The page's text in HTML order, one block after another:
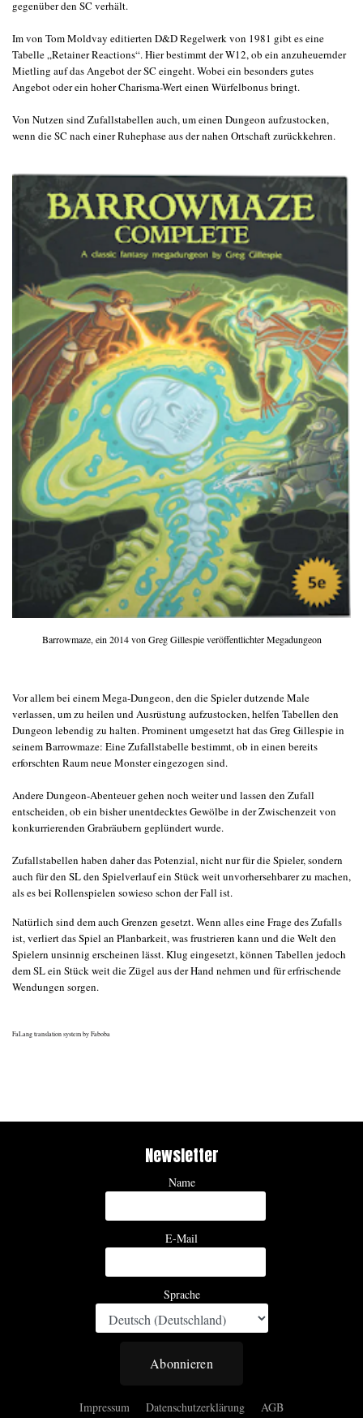
gegenüber den SC verhält.
Im von Tom Moldvay editierten D&D Regelwerk von 1981 gibt es eine
Tabelle „Retainer Reactions“. Hier bestimmt der W12, ob ein anzuheuernder
Mietling auf das Angebot der SC eingeht. Wobei ein besonders gutes
Angebot oder ein hoher Charisma-Wert einen Würfelbonus bringt.
Von Nutzen sind Zufallstabellen auch, um einen Dungeon aufzustocken,
wenn die SC nach einer Ruhephase aus der nahen Ortschaft zurückkehren.
Barrowmaze, ein 2014 von Greg Gillespie veröffentlichter Megadungeon
Vor allem bei einem Mega-Dungeon, den die Spieler dutzende Male
verlassen, um zu heilen und Ausrüstung aufzustocken, helfen Tabellen den
Dungeon lebendig zu halten. Prominent umgesetzt hat das Greg Gillespie in
seinem Barrowmaze: Eine Zufallstabelle bestimmt, ob in einen bereits
erforschten Raum neue Monster eingezogen sind.
Andere Dungeon-Abenteuer gehen noch weiter und lassen den Zufall
entscheiden, ob ein bisher unentdecktes Gewölbe in der Zwischenzeit von
konkurrierenden Grabräubern geplündert wurde.
Zufallstabellen haben daher das Potenzial, nicht nur für die Spieler, sondern
auch für den SL den Spielverlauf ein Stück weit unvorhersehbarer zu machen,
als es bei Rollenspielen sowieso schon der Fall ist.
Natürlich sind dem auch Grenzen gesetzt. Wenn alles eine Frage des Zufalls
ist, verliert das Spiel an Planbarkeit, was frustrieren kann und die Welt den
Spielern unsinnig erscheinen lässt. Klug eingesetzt, können Tabellen jedoch
dem SL ein Stück weit die Zügel aus der Hand nehmen und für erfrischende
Wendungen sorgen.
FaLang translation system by Faboba
Newsletter
Name
E-Mail
Sprache
Abonnieren
Impressum Datenschutzerklärung
AGB